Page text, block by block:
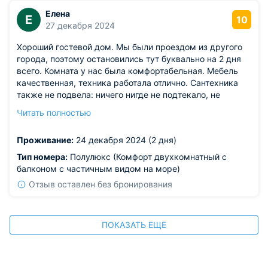
Е
Елена
27 декабря 2024
10
Хороший гостевой дом. Мы были проездом из другого
города, поэтому остановились тут буквально на 2 дня
всего. Комната у нас была комфортабельная. Мебель
качественная, техника работала отлично. Сантехника
также не подвела: ничего нигде не подтекало, не
рядом море, которое, к сожалению, в этот раз нам
Читать полностью
Проживание: 24 декабря 2024 (2 дня)
Тип номера: Полулюкс (Комфорт двухкомнатный с
балконом с частичным видом на море)
Отзыв оставлен без бронирования
ПОКАЗАТЬ ЕЩЕ